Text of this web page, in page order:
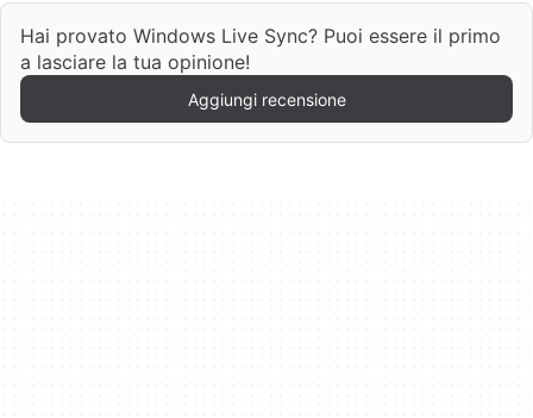
Hai provato Windows Live Sync? Puoi essere il primo
a lasciare la tua opinione!
Aggiungi recensione